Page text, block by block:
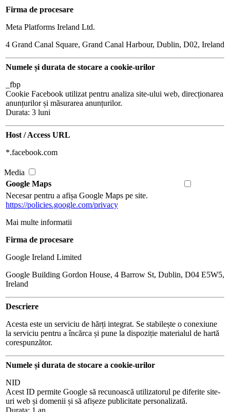
Firma de procesare
Meta Platforms Ireland Ltd.
4 Grand Canal Square, Grand Canal Harbour, Dublin, D02, Ireland
Numele și durata de stocare a cookie-urilor
_fbp
Cookie Facebook utilizat pentru analiza site-ului web, direcționarea
anunțurilor și măsurarea anunțurilor.
Durata: 3 luni
Host / Access URL
*.facebook.com
Media
Google Maps
Necesar pentru a afișa Google Maps pe site.
https://policies.google.com/privacy
Mai multe informatii
Firma de procesare
Google Ireland Limited
Google Building Gordon House, 4 Barrow St, Dublin, D04 E5W5,
Ireland
Descriere
Acesta este un serviciu de hărți integrat. Se stabilește o conexiune
la serviciu pentru a încărca și pune la dispoziție materialul de hartă
corespunzător.
Numele și durata de stocare a cookie-urilor
NID
Acest ID permite Google să recunoască utilizatorul pe diferite site-
uri web și domenii și să afișeze publicitate personalizată.
Durata: 1 an